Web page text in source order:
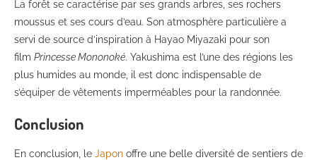
La forêt se caractérise par ses grands arbres, ses rochers
moussus et ses cours d’eau. Son atmosphère particulière a
servi de source d’inspiration à Hayao Miyazaki pour son
film Princesse Mononoké. Yakushima est l’une des régions les
plus humides au monde, il est donc indispensable de
s’équiper de vêtements imperméables pour la randonnée.
Conclusion
En conclusion, le Japon offre une belle diversité de sentiers de